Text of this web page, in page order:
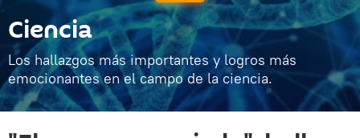
Ciencia
Los hallazgos más importantes y logros más
emocionantes en el campo de la ciencia.